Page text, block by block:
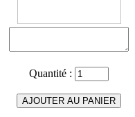
Quantité :